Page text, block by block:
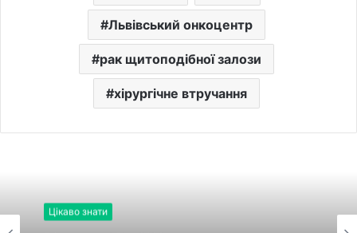
Львівський онкоцентр
рак щитоподібної залози
хірургічне втручання
Цікаво знати